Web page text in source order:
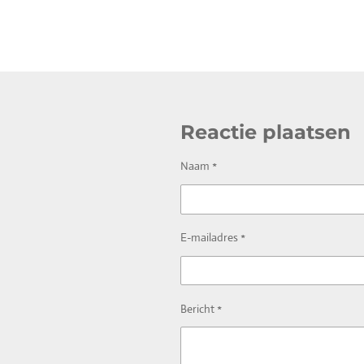
Reactie plaatsen
Naam *
E-mailadres *
Bericht *